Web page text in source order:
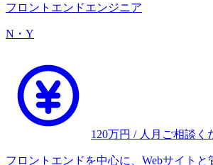
フロントエンドエンジニア
N・Y
120万円 / 人月 ご相談く
フロントエンドを中心に、Webサイト